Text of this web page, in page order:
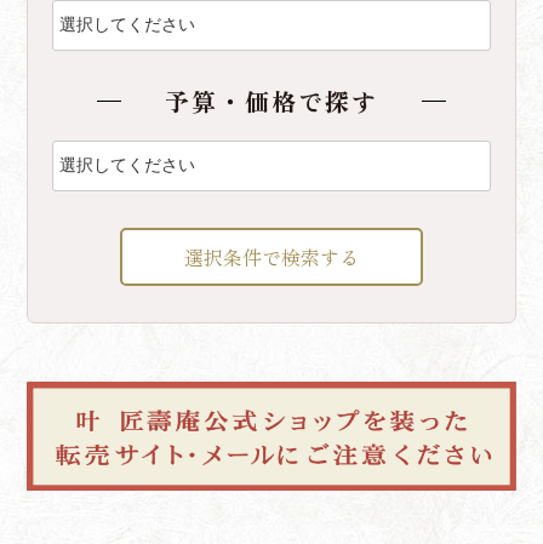
予算・価格で探す
選択条件で検索する